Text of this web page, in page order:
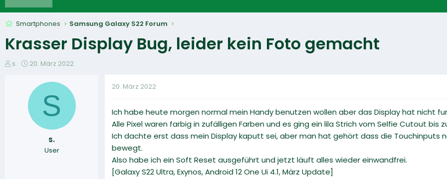
Smartphones Samsung Galaxy S22 Forum
Krasser Display Bug, leider kein Foto gemacht
E
s.
E
t
l
20. März 2022
S
s.
User
20. März 2022
Ich habe heute morgen normal mein Handy benutzen wollen aber das Display hat nicht
Alle Pixel waren farbig in zufälligen Farben und es ging ein lila Strich vom Selfie Cutout bis
Ich dachte erst dass mein Display kaputt sei, aber man hat gehört dass die Touchinputs
bewegt.
Also habe ich ein Soft Reset ausgeführt und jetzt läuft alles wieder einwandfrei.
[Galaxy S22 Ultra, Exynos, Android 12 One Ui 4.1, März Update]